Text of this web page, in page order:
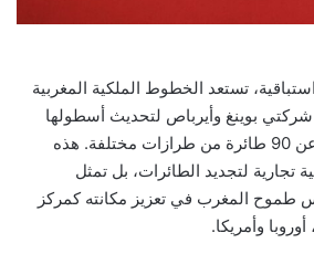
تستعد الخطوط الملكية المغربية
بوينغ وأيرباص لتحديث أسطولها
الجوي، تشمل ما لا يقل عن 90 طائرة من طرازات مختلفة. هذه
تجارية لتجديد الطائرات، بل تمثل
طموح المغرب في تعزيز مكانته كمركز
وأمريكا.